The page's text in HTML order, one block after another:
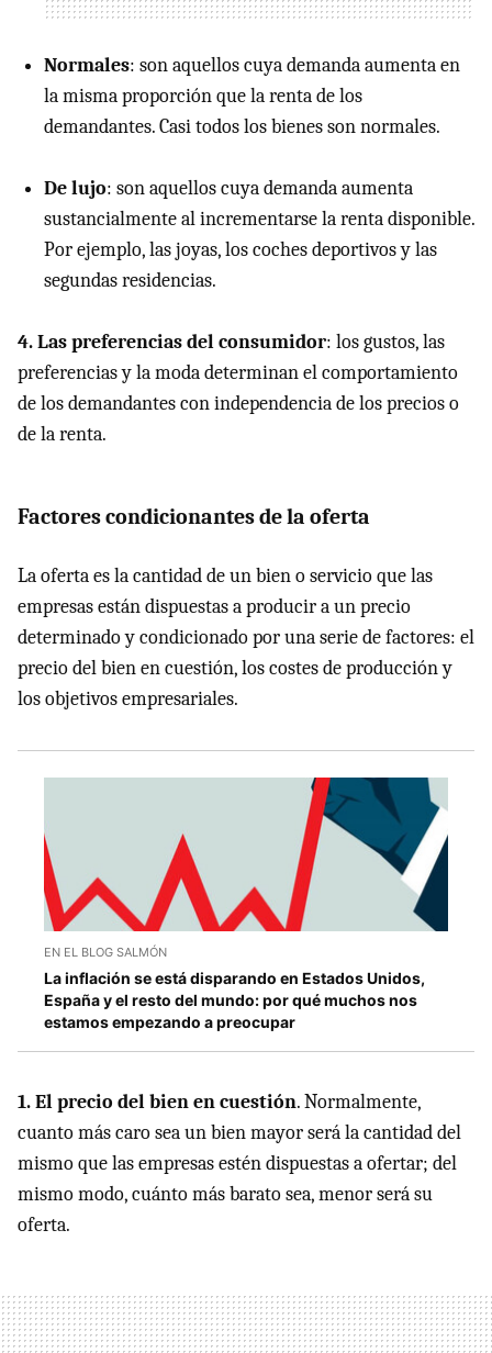
Normales: son aquellos cuya demanda aumenta en
la misma proporción que la renta de los
demandantes. Casi todos los bienes son normales.
De lujo: son aquellos cuya demanda aumenta
sustancialmente al incrementarse la renta disponible.
Por ejemplo, las joyas, los coches deportivos y las
segundas residencias.
4. Las preferencias del consumidor: los gustos, las
preferencias y la moda determinan el comportamiento
de los demandantes con independencia de los precios o
de la renta.
Factores condicionantes de la oferta
La oferta es la cantidad de un bien o servicio que las
empresas están dispuestas a producir a un precio
determinado y condicionado por una serie de factores: el
precio del bien en cuestión, los costes de producción y
los objetivos empresariales.
EN EL BLOG SALMÓN
La inflación se está disparando en Estados Unidos,
España y el resto del mundo: por qué muchos nos
estamos empezando a preocupar
1. El precio del bien en cuestión. Normalmente,
cuanto más caro sea un bien mayor será la cantidad del
mismo que las empresas estén dispuestas a ofertar; del
mismo modo, cuánto más barato sea, menor será su
oferta.